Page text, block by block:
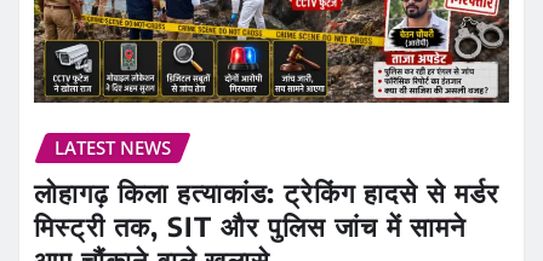
LATEST NEWS
लोहागढ़ किला हत्याकांड: ट्रेकिंग हादसे से मर्डर
मिस्ट्री तक, SIT और पुलिस जांच में सामने